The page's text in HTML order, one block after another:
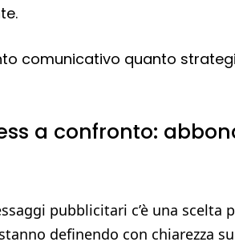
comunicativo quanto
a confronto:
pubblicitari c’è una scelta
definendo con chiarezza